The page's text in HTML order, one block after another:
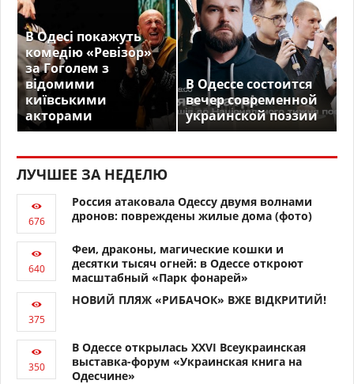
В Одесі покажуть
комедію «Ревізор»
за Гоголем з
відомими
київськими
акторами
В Одессе состоится
вечер современной
украинской поэзии
ЛУЧШЕЕ ЗА НЕДЕЛЮ
Россия атаковала Одессу двумя волнами
дронов: повреждены жилые дома (фото)
Феи, драконы, магические кошки и
десятки тысяч огней: в Одессе откроют
масштабный «Парк фонарей»
НОВИЙ ПЛЯЖ «РИБАЧОК» ВЖЕ ВІДКРИТИЙ!
В Одессе открылась XXVI Всеукраинская
выставка-форум «Украинская книга на
Одесчине»